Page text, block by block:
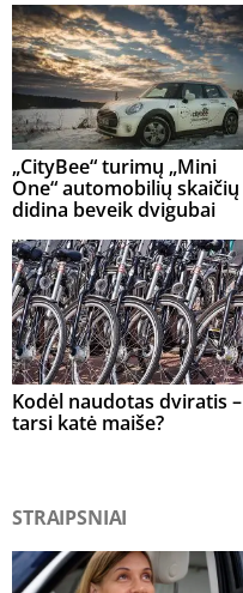
„CityBee“ turimų „Mini
One“ automobilių skaičių
didina beveik dvigubai
Kodėl naudotas dviratis –
tarsi katė maiše?
STRAIPSNIAI